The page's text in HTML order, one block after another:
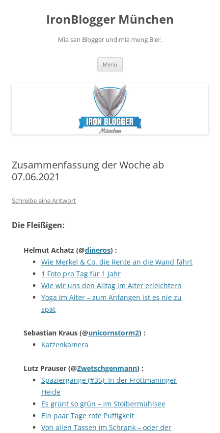
IronBlogger München
Mia san Blogger und mia meng Bier.
Menü
Zusammenfassung der Woche ab
07.06.2021
Schreibe eine Antwort
Die Fleißigen:
Helmut Achatz (@dineros) :
Wie Merkel & Co. die Rente an die Wand fährt
1 Foto pro Tag für 1 Jahr
Wie wir uns den Alltag im Alter erleichtern
Yoga im Alter – zum Anfangen ist es nie zu
spät
Sebastian Kraus (@unicornstorm2) :
Katzenkamera
Lutz Prauser (@Zwetschgenmann) :
Spaziergänge (#35): In der Fröttmaninger
Heide
Es grünt so grün – im Stoibermühlsee
Ein paar Tage rote Puffigkeit
Von allen Tassen im Schrank – oder der